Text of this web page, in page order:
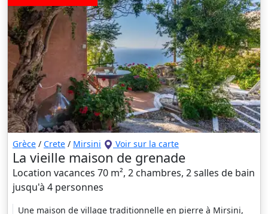
Grèce / Crete / Mirsini Voir sur la carte
La vieille maison de grenade
Location vacances 70 m², 2 chambres, 2 salles de bain
jusqu'à 4 personnes
Une maison de village traditionnelle en pierre à Mirsini,